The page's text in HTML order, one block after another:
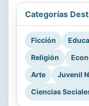
Categorías
Ficción
Religión
Arte
Juvenil
Ciencias